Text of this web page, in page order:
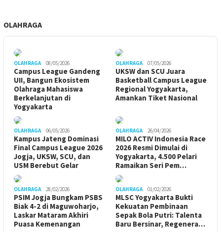
OLAHRAGA
OLAHRAGA 08/05/2026
Campus League Gandeng
UII, Bangun Ekosistem
Olahraga Mahasiswa
Berkelanjutan di
Yogyakarta
OLAHRAGA 07/05/2026
UKSW dan SCU Juara
Basketball Campus League
Regional Yogyakarta,
Amankan Tiket Nasional
OLAHRAGA 06/05/2026
Kampus Jateng Dominasi
Final Campus League 2026
Jogja, UKSW, SCU, dan
USM Berebut Gelar
OLAHRAGA 26/04/2026
MILO ACTIV Indonesia Race
2026 Resmi Dimulai di
Yogyakarta, 4.500 Pelari
Ramaikan Seri Pem…
OLAHRAGA 28/02/2026
PSIM Jogja Bungkam PSBS
Biak 4-2 di Maguwoharjo,
Laskar Mataram Akhiri
Puasa Kemenangan
OLAHRAGA 01/02/2026
MLSC Yogyakarta Bukti
Kekuatan Pembinaan
Sepak Bola Putri: Talenta
Baru Bersinar, Regenera…